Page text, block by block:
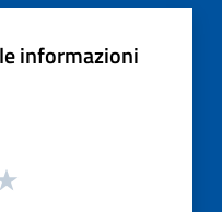
informazioni